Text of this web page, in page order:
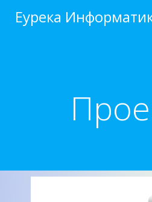
Еурека